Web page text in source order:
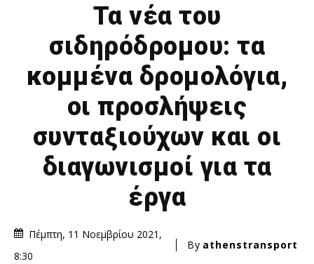
Τα νέα του
σιδηρόδρομου: τα
κομμένα δρομολόγια,
οι προσλήψεις
συνταξιούχων και οι
διαγωνισμοί για τα
έργα
Πέμπτη, 11 Νοεμβρίου 2021,
8:30
By athenstransport